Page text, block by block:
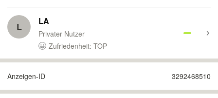
L LA
Privater Nutzer
Zufriedenheit: TOP
Anzeigen-ID 3292468510